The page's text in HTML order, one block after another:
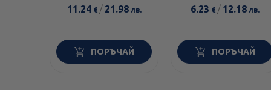
11.24€ / 21.98лв.
ПОРЪЧАЙ
6.23 € / 12.18 лв.
ПОРЪЧАЙ